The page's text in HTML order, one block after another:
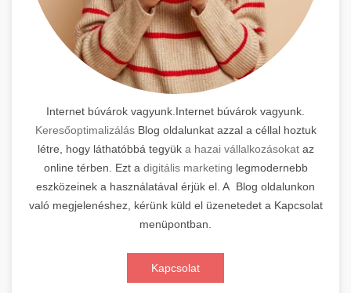
Internet búvárok vagyunk.Internet búvárok vagyunk.
KeresőoptimalizálásBlog oldalunkat azzal a céllal hoztuk
létre, hogy láthatóbbá tegyük a hazai vállalkozásokataz
online térben. Ezt a digitális marketing legmodernebb
eszközeinek a használatával érjük el. A Blog oldalunkon
való megjelenéshez, kérünk küld el üzenetedet a Kapcsolat
menüpontban.
Kapcsolat